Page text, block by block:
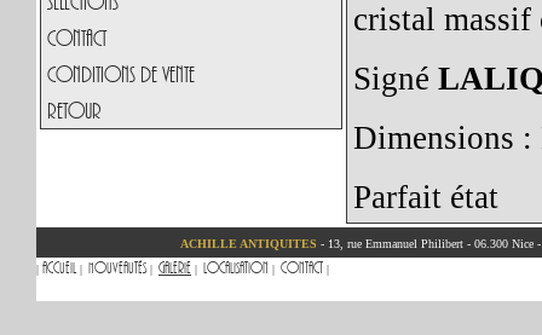
Contact
Conditions de vente
Retour
cristal massif
Signé
Dimensions :
Parfait état
ACHILLE ANTIQUITES - 13, rue Emmanuel Philibert - 06.300
| Accueil | Nouveautés| Galerie | Localisation | Contact |